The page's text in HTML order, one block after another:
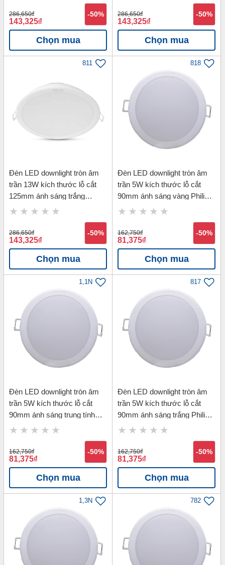
286,650đ
143,325đ
-50%
Chọn mua
286,650đ
143,325đ
-50%
Chọn mua
811
Đèn LED downlight tròn âm
trần 13W kích thước lỗ cắt
125mm ánh sáng trắng
Philips 59464 MESON 13W
286,650đ
143,325đ
-50%
Chọn mua
818
Đèn LED downlight tròn âm
trần 5W kích thước lỗ cắt
90mm ánh sáng vàng Philips
59447 MESON 5W D90-
162,750đ
81,375đ
-50%
Chọn mua
1,1N
Đèn LED downlight tròn âm
trần 5W kích thước lỗ cắt
90mm ánh sáng trung tính
Philips 59447 MESON 5W
162,750đ
81,375đ
-50%
Chọn mua
817
Đèn LED downlight tròn âm
trần 5W kích thước lỗ cắt
90mm ánh sáng trắng Philips
59447 MESON 5W D90-
162,750đ
81,375đ
-50%
Chọn mua
1,3N 782